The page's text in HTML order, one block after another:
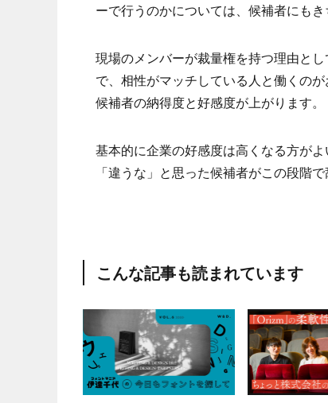
ーで行うのかについては、候補者にもき
現場のメンバーが裁量権を持つ理由と
で、相性がマッチしている人と働くの
候補者の納得度と好感度が上がります。
基本的に企業の好感度は高くなる方が
「違うな」と思った候補者がこの段階
こんな記事も読まれています